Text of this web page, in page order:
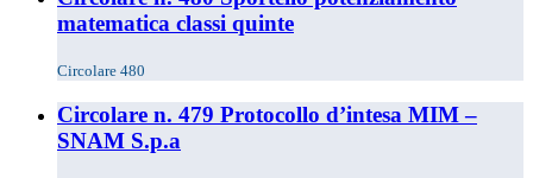
matematica classi quinte
Circolare 480
Circolare n. 479 Protocollo d’intesa MIM –
SNAM S.p.a